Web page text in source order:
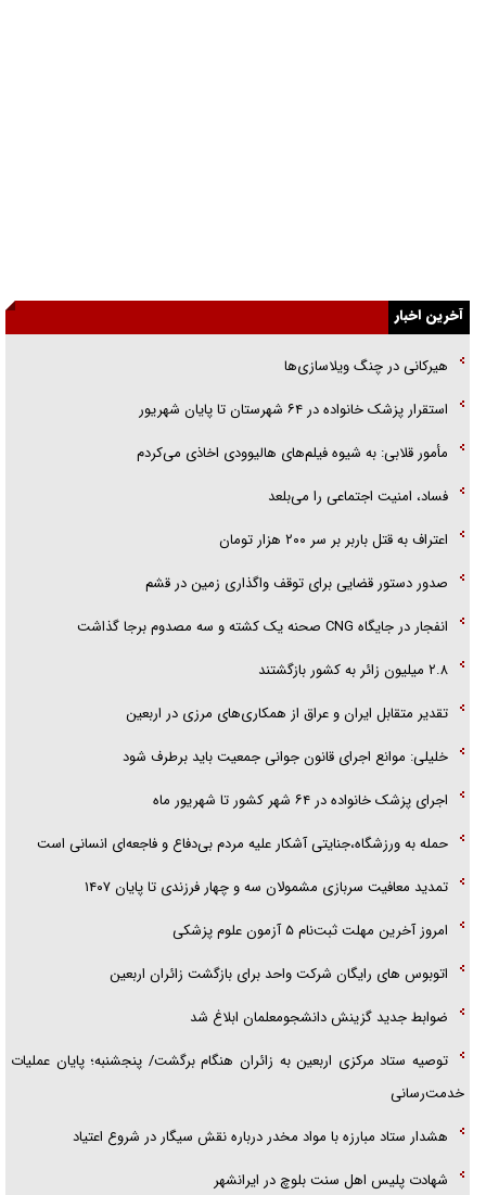
پلیس
تحلیل ابعاد پیام رهبر انقلاب به حزب‌الله/ مقاومت نقشه راه آینده غرب آسیا
گفت‌و‌گو اختصاصی با همسر فرمانده شهید حزب‌الله لبنان/ هر شبش شب
قدر بود
آخرین اخبار
هیرکانی در چنگ ویلاسازی‌ها
‌استقرار پزشک خانواده در ۶۴ شهرستان تا پایان شهریور
مأمور قلابی: به شیوه فیلم‌های هالیوودی اخاذی می‌کردم
فساد، امنیت اجتماعی را می‌بلعد
‌‌اعتراف به قتل باربر بر سر ۲۰۰ هزار تومان
صدور دستور قضایی برای توقف واگذاری زمین در قشم
انفجار در جایگاه CNG صحنه یک کشته و سه مصدوم برجا گذاشت
۲.۸ میلیون زائر به کشور بازگشتند
تقدیر متقابل ایران و عراق از همکاری‌های مرزی در اربعین
خلیلی: موانع اجرای قانون جوانی جمعیت باید برطرف شود
اجرای پزشک خانواده در ۶۴ شهر کشور تا شهریور ماه
حمله به ورزشگاه،جنایتی آشکار علیه مردم بی‌دفاع و فاجعه‌ای انسانی است
تمدید معافیت سربازی مشمولان سه و چهار فرزندی تا پایان ۱۴۰۷
امروز آخرین مهلت ثبت‌نام ۵ آزمون علوم پزشکی
اتوبوس های رایگان شرکت واحد برای بازگشت زائران اربعین
ضوابط جدید گزینش دانشجومعلمان ابلاغ شد
توصیه ستاد مرکزی اربعین به زائران هنگام برگشت/ پنجشنبه؛ پایان عملیات
خدمت‌رسانی
هشدار ستاد مبارزه با مواد مخدر درباره نقش سیگار در شروع اعتیاد
شهادت پلیس اهل سنت بلوچ در ایرانشهر